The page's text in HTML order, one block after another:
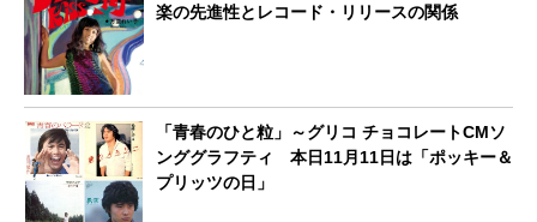
楽の先進性とレコード・リリースの関係
「青春のひと粒」～グリコ チョコレートCMソ
ンググラフティ 本日11月11日は「ポッキー＆
プリッツの日」